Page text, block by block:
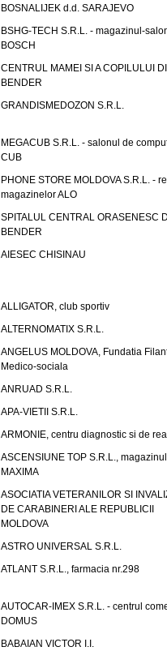
BOSNALIJEK d.d. SARAJEVO
BSHG-TECH S.R.L. - magazinul-
BOSCH
CENTRUL MAMEI SI A COPILULUI
BENDER
GRANDISMEDOZON S.R.L.
MEGACUB S.R.L. - salonul de
CUB
PHONE STORE MOLDOVA S.R.L. -
magazinelor ALO
SPITALUL CENTRAL ORASENESC
BENDER
AIESEC CHISINAU
ALLIGATOR, club sportiv
ALTERNOMATIX S.R.L.
ANGELUS MOLDOVA, Fundatia
Medico-sociala
ANRUAD S.R.L.
APA-VIETII S.R.L.
ARMONIE, centru diagnostic si de
ASCENSIUNE TOP S.R.L., magazinul
MAXIMA
ASOCIATIA VETERANILOR SI
DE CARABINERI ALE REPUBLICII
MOLDOVA
ASTRO UNIVERSAL S.R.L.
ATLANT S.R.L., farmacia nr.298
AUTOCAR-IMEX S.R.L. - centrul
DOMUS
BABAIAN VICTOR I.I.